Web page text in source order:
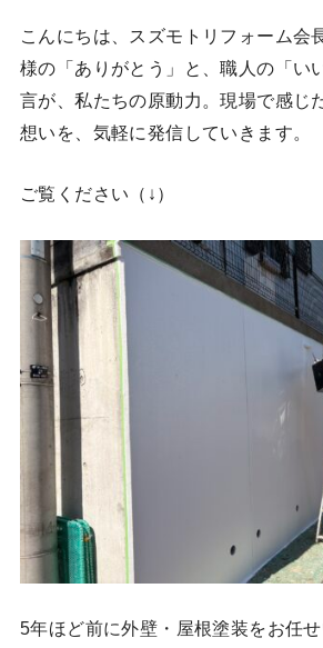
こんにちは、スズモトリフォーム会
様の「ありがとう」と、職人の「い
言が、私たちの原動力。現場で感じ
想いを、気軽に発信していきます。
ご覧ください（↓）
5年ほど前に外壁・屋根塗装をお任